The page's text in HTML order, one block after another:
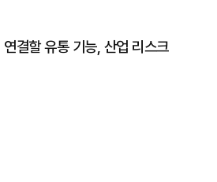
결할 유통 기능, 산업 리스크